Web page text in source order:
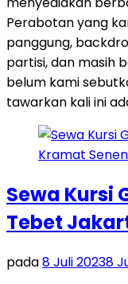
Perabotan yang
panggung,
partisi, dan masih
belum kami
tawarkan kali ini
Sewa Kursi
Tebet
pada8 Juli 20238